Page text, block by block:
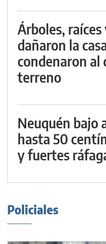
Árboles, raíces
dañaron la
condenaron al
terreno
Neuquén bajo
hasta 50
y fuertes
Policiales